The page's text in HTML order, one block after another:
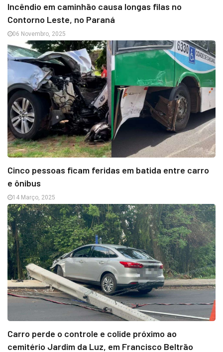
Incêndio em caminhão causa longas filas no
Contorno Leste, no Paraná
06 Novembro, 2025
Cinco pessoas ficam feridas em batida entre carro
e ônibus
14 Março, 2025
Carro perde o controle e colide próximo ao
cemitério Jardim da Luz, em Francisco Beltrão